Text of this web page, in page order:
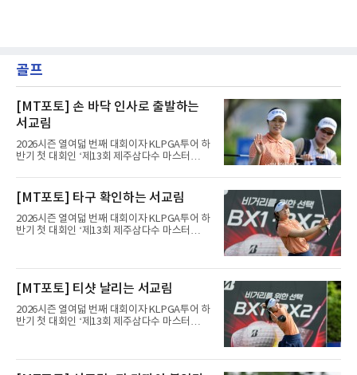
골프
[MT포토] 손 바닥 인사로 출발하는
서교림
2026시즌 열여덟 번째 대회이자 KLPGA투어 하
반기 첫 대회인 ‘제13회 제주삼다수 마스터
제주도 서귀포시에 위치한 테디밸리 골프앤리조
트(파72/6,767야드)에서 열리고 있다.7일 현재
2라운드 경기가 펼쳐지고 있다.서교림(삼천리)
이 12번 홀에서 경기하고 있다.
[MT포토] 타구 확인하는 서교림
2026시즌 열여덟 번째 대회이자 KLPGA투어 하
반기 첫 대회인 ‘제13회 제주삼다수 마스터
트(파72/6,767야드)에서 열리고 있다.7일 현재
2라운드 경기가 펼쳐지고 있다.서교림(삼천리)
이 12번 홀에서 경기하고 있다.
[MT포토] 티샷 날리는 서교림
2026시즌 열여덟 번째 대회이자 KLPGA투어 하
반기 첫 대회인 ‘제13회 제주삼다수 마스터
트(파72/6,767야드)에서 열리고 있다.7일 현재
2라운드 경기가 펼쳐지고 있다.서교림(삼천리)